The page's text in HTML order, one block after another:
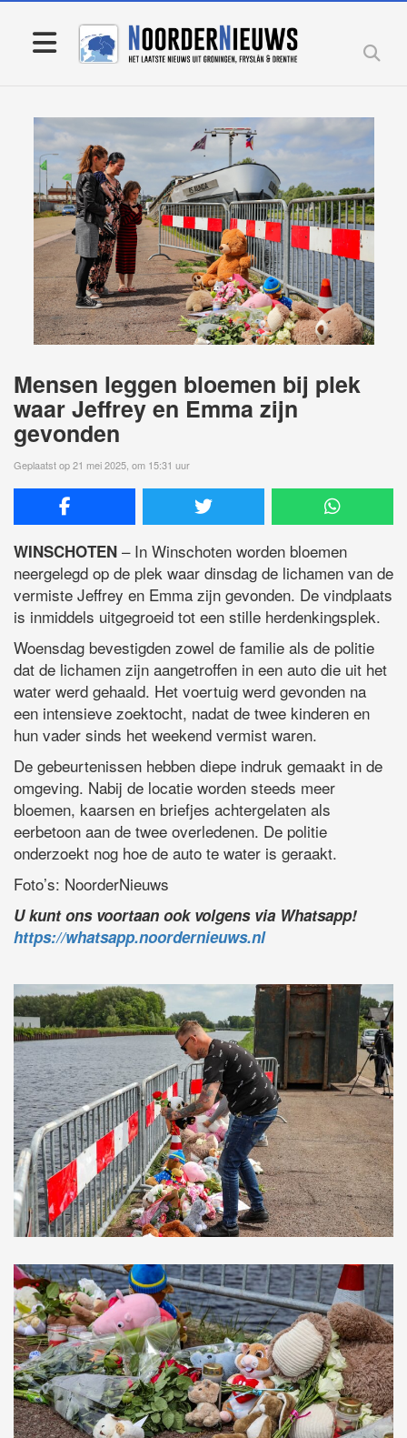
Mensen leggen bloemen bij plek
waar Jeffrey en Emma zijn
gevonden
Geplaatst op 21 mei 2025, om 15:31 uur
WINSCHOTEN – In Winschoten worden bloemen
neergelegd op de plek waar dinsdag de lichamen van de
vermiste Jeffrey en Emma zijn gevonden. De vindplaats
is inmiddels uitgegroeid tot een stille herdenkingsplek.
Woensdag bevestigden zowel de familie als de politie
dat de lichamen zijn aangetroffen in een auto die uit het
water werd gehaald. Het voertuig werd gevonden na
een intensieve zoektocht, nadat de twee kinderen en
hun vader sinds het weekend vermist waren.
De gebeurtenissen hebben diepe indruk gemaakt in de
omgeving. Nabij de locatie worden steeds meer
bloemen, kaarsen en briefjes achtergelaten als
eerbetoon aan de twee overledenen. De politie
onderzoekt nog hoe de auto te water is geraakt.
Foto’s: NoorderNieuws
U kunt ons voortaan ook volgens via Whatsapp!
https://whatsapp.noordernieuws.nl